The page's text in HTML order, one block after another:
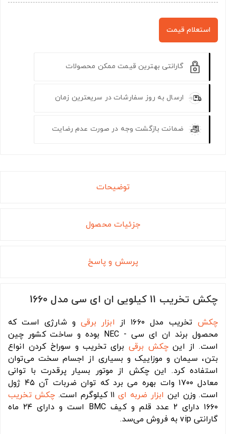
استعلام قیمت
گارانتی بهترین قیمت ممکن محصولات
ارسال به روز سفارشات در سریعترین زمان
ضمانت بازگشت وجه در صورت عدم رضایت
توضیحات
جزئیات محصول
پرسش و پاسخ
چکش تخریب 11 کیلویی ان ای سی مدل 1660
چکش تخریب مدل ۱۶۶۰ از ابزار برقیو شارژی است که
محصول برند ان ای سی - NEC بوده و ساخت کشور چین
است. از این چکش برقی برای تخریب و سوراخ کردن انواع
بتن، سیمان و موزاییک و بسیاری از اجسام سخت می‌توان
استفاده کرد. این چکش از موتور بسیار پرقدرت با توانی
معادل ۱۷۰۰ وات بهره می برد که توان ضربات آن ۴۵ ژول
است. وزن این ابزار ضربه ای۱۱ کیلوگرم است.
چکش تخریب
۱۶۶۰ دارای ۲ عدد قلم و کیف BMC است و دارای ۲۴ ماه
گارانتی vip به فروش می‌سد.